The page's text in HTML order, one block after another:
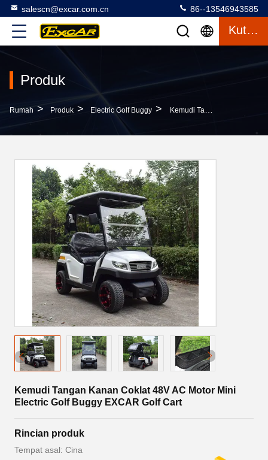
salescn@excar.com.cn 86--13546943585
Kutipan
Produk
Rumah > Produk > Electric Golf Buggy > Kemudi Tangan Kanan Coklat 48V AC Motor Mini Electric Golf Buggy EXCAR Golf Cart
Kemudi Tangan Kanan Coklat 48V AC Motor Mini
Electric Golf Buggy EXCAR Golf Cart
Rincian produk
Tempat asal: Cina